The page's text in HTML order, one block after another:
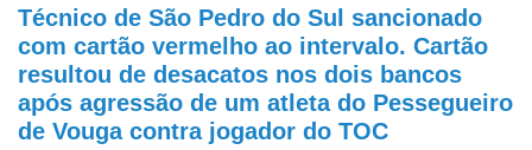
Técnico de São Pedro do Sul sancionado
com cartão vermelho ao intervalo. Cartão
resultou de desacatos nos dois bancos
após agressão de um atleta do Pessegueiro
de Vouga contra jogador do TOC